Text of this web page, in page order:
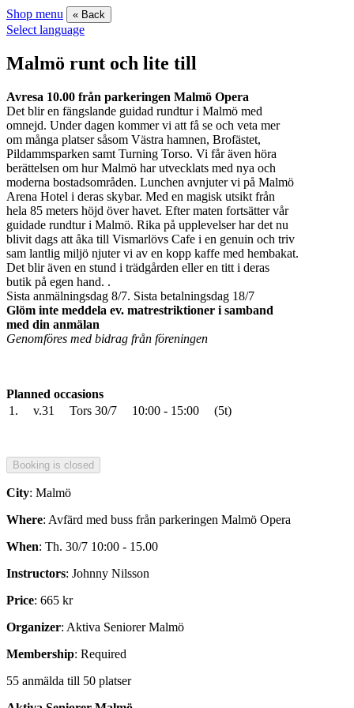
Shop menu « Back
Select language
Malmö runt och lite till
Avresa 10.00 från parkeringen Malmö Opera
Det blir en fängslande guidad rundtur i Malmö med
omnejd. Under dagen kommer vi att få se och veta mer
om många platser såsom Västra hamnen, Brofästet,
Pildammsparken samt Turning Torso. Vi får även höra
berättelsen om hur Malmö har utvecklats med nya och
moderna bostadsområden. Lunchen avnjuter vi på Malmö
Arena Hotel i deras skybar. Med en magisk utsikt från
hela 85 meters höjd över havet. Efter maten fortsätter vår
guidade rundtur i Malmö. Rika på upplevelser har det nu
blivit dags att åka till Vismarlövs Cafe i en genuin och triv
sam lantlig miljö njuter vi av en kopp kaffe med hembakat.
Det blir även en stund i trädgården eller en titt i deras
butik på egen hand. .
Sista anmälningsdag 8/7. Sista betalningsdag 18/7
Glöm inte meddela ev. matrestriktioner i samband
med din anmälan
Genomföres med bidrag från föreningen
Planned occasions
1.
v.31 Tors 30/7 10:00 - 15:00 (5t)
City: Malmö
Where: Avfärd med buss från parkeringen Malmö Opera
When: Th. 30/7 10:00 - 15.00
Instructors: Johnny Nilsson
Price: 665 kr
Organizer: Aktiva Seniorer Malmö
Membership: Required
55 anmälda till 50 platser